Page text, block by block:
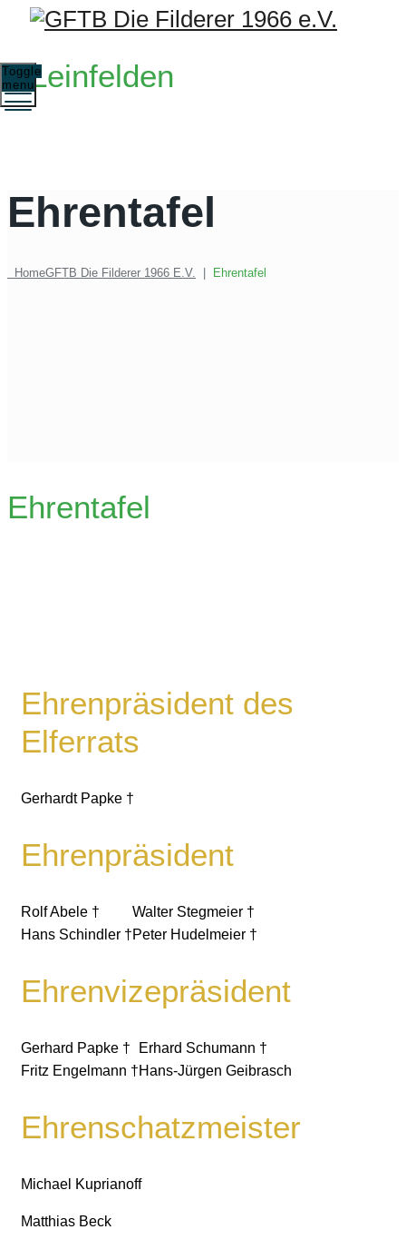
Leinfelden
Toggle
menu
Ehrentafel
HomeGFTB Die Filderer 1966 E.V. Ehrentafel
Ehrentafel
Ehrenpräsident des
Elferrats
Gerhardt Papke †
Ehrenpräsident
Rolf Abele †
Walter Stegmeier †
Hans Schindler †Peter Hudelmeier †
Ehrenvizepräsident
Gerhard Papke †
Erhard Schumann †
Fritz Engelmann †Hans-Jürgen Geibrasch
Ehrenschatzmeister
Michael Kuprianoff
Matthias Beck